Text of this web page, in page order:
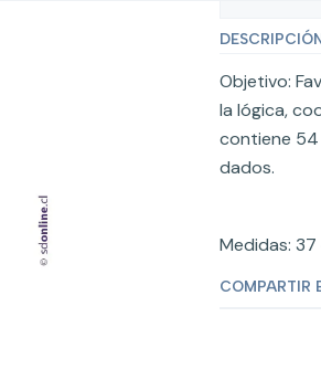
Objetivo:
la lógica,
contiene 54
dados.
Medidas:
COMPARTIR